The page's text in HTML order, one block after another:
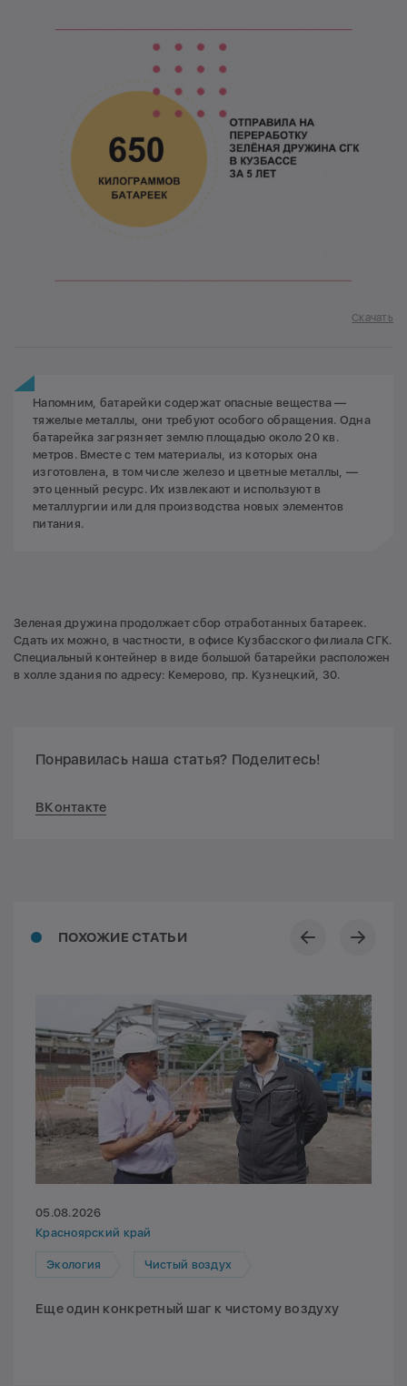
Скачать
Напомним, батарейки содержат опасные вещества —
тяжелые металлы, они требуют особого обращения. Одна
батарейка загрязняет землю площадью около 20 кв.
метров. Вместе с тем материалы, из которых она
изготовлена, в том числе железо и цветные металлы, —
это ценный ресурс. Их извлекают и используют в
металлургии или для производства новых элементов
питания.
Зеленая дружина продолжает сбор отработанных батареек.
Сдать их можно, в частности, в офисе Кузбасского филиала СГК.
Специальный контейнер в виде большой батарейки расположен
в холле здания по адресу: Кемерово, пр. Кузнецкий, 30.
Понравилась наша статья? Поделитесь!
ВКонтакте
ПОХОЖИЕ СТАТЬИ
05.08.2026
Красноярский край
Экология Чистый воздух
Еще один конкретный шаг к чистому воздуху